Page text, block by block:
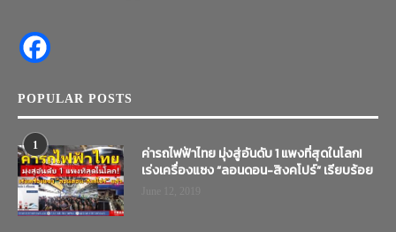
POPULAR POSTS
1
ค่ารถไฟฟ้าไทย มุ่งสู่อันดับ 1 แพงที่สุดในโลก!
เร่งเครื่องแซง “ลอนดอน-สิงคโปร์” เรียบร้อย